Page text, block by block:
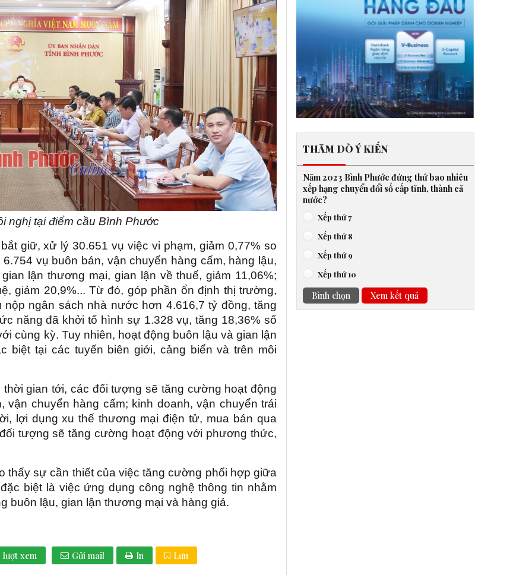
nghị tại điểm cầu Bình Phước
giữ, xử lý 30.651 vụ việc vi phạm, giảm 0,77% so
vụ buôn bán, vận chuyển hàng cấm, hàng lậu,
lận thương mại, gian lận về thuế, giảm 11,06%;
giảm 20,9%... Từ đó, góp phần ổn định thị trường,
ngân sách nhà nước hơn 4.616,7 tỷ đồng, tăng
năng đã khởi tố hình sự 1.328 vụ, tăng 18,36% số
cùng kỳ. Tuy nhiên, hoạt động buôn lậu và gian lận
biệt tại các tuyến biên giới, cảng biển và trên môi
gian tới, các đối tượng sẽ tăng cường hoạt động
vận chuyển hàng cấm; kinh doanh, vận chuyển trái
lợi dụng xu thế thương mại điện tử, mua bán qua
tượng sẽ tăng cường hoạt động với phương thức,
thấy sự cần thiết của việc tăng cường phối hợp giữa
biệt là việc ứng dụng công nghệ thông tin nhằm
buôn lậu, gian lận thương mại và hàng giả.
lượt xem Gửi mail In Lưu
THĂM DÒ Ý KIẾN
Năm 2023 Bình Phước đứng thứ bao nhiêu
xếp hạng chuyển đổi số cấp tỉnh, thành cả
nước?
Xếp thứ 7
Xếp thứ 8
Xếp thứ 9
Xếp thứ 10
Bình chọn Xem kết quả